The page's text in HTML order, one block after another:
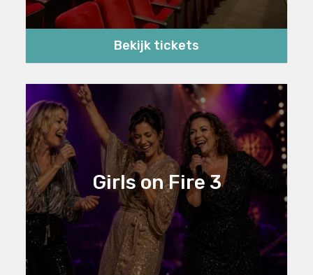
Bekijk tickets
Girls on Fire 3